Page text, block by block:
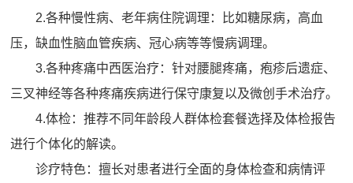
2.各种慢性病、老年病住院调理：比如糖尿病，高血
压，缺血性脑血管疾病、冠心病等等慢病调理。
3.各种疼痛中西医治疗：针对腰腿疼痛，疱疹后遗症、
三叉神经等各种疼痛疾病进行保守康复以及微创手术治疗。
4.体检：推荐不同年龄段人群体检套餐选择及体检报告
进行个体化的解读。
诊疗特色：擅长对患者进行全面的身体检查和病情评